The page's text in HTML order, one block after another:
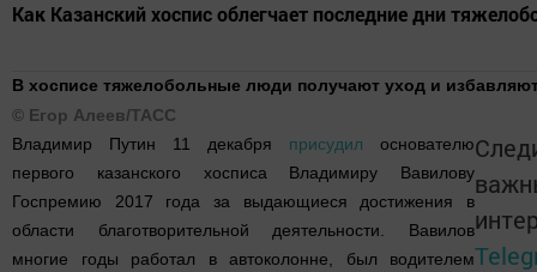
Как Казанский хоспис облегчает последние дни
В хосписе тяжелобольные люди получают уход и
© Егор Алеев/ТАСС
Владимир Путин 11 декабря присудил основателю
первого казанского хосписа Владимиру Вавилову
Госпремию 2017 года за выдающиеся достижения в
области благотворительной деятельности. Вавилов
многие годы работал в автоколонне, был водителем